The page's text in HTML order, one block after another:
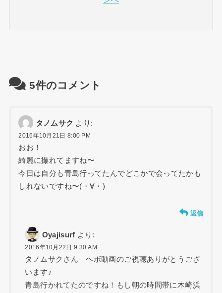
5件のコメント
タノムサク より:
2016年10月21日 8:00 PM
おお！
綺麗に撮れてますね〜
今日は自分も青島行ってたんでどこかで会ってたかも
しれないですね〜(・∀・)
返信
Oyajisurf より:
2016年10月22日 9:30 AM
タノムサクさん ヘボ動画のご視聴ありがとうござ
います♪
青島行かれてたのですね！もし朝の時間帯に木崎浜